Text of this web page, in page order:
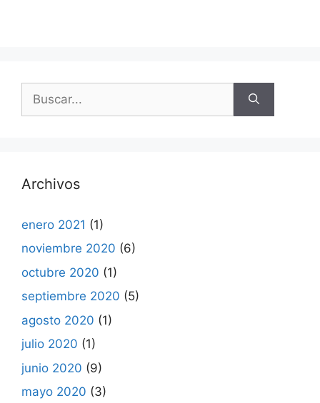
Archivos
enero 2021 (1)
noviembre 2020 (6)
octubre 2020 (1)
septiembre 2020 (5)
agosto 2020 (1)
julio 2020 (1)
junio 2020 (9)
mayo 2020 (3)